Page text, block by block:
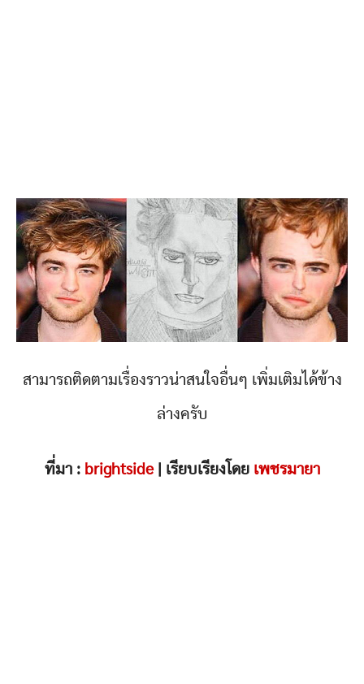
สามารถติดตามเรื่องราวน่าสนใจอื่นๆ เพิ่มเติมได้ข้าง
ล่างครับ
ที่มา : brightside| เรียบเรียงโดย เพชรมายา